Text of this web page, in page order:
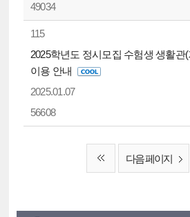
49034
115
2025학년도 정시모집 수험생 생활관
이용 안내
2025.01.07
56608
다음 페이지